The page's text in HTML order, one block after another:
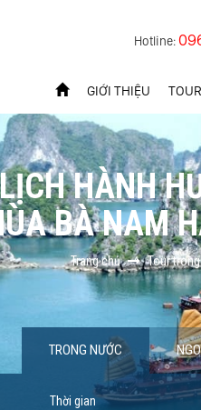
Hotline:
GIỚI THIỆU
HÀNH
BÀ NAM
Trang chủ Tour
TRONG NƯỚC
Thời gian